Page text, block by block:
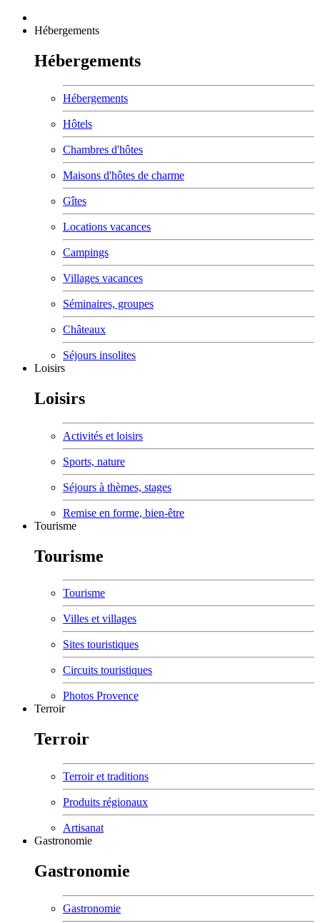
Hébergements
Hébergements
Hébergements
Hôtels
Chambres d'hôtes
Maisons d'hôtes de charme
Gîtes
Locations vacances
Campings
Villages vacances
Séminaires, groupes
Châteaux
Séjours insolites
Loisirs
Loisirs
Activités et loisirs
Sports, nature
Séjours à thèmes, stages
Remise en forme, bien-être
Tourisme
Tourisme
Tourisme
Villes et villages
Sites touristiques
Circuits touristiques
Photos Provence
Terroir
Terroir
Terroir et traditions
Produits régionaux
Artisanat
Gastronomie
Gastronomie
Gastronomie